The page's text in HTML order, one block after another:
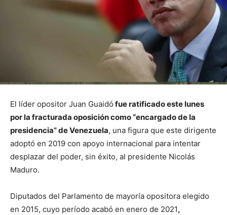
El líder opositor Juan Guaidó fue ratificado este lunes
por la fracturada oposición como “encargado de la
presidencia” de Venezuela, una figura que este dirigente
adoptó en 2019 con apoyo internacional para intentar
desplazar del poder, sin éxito, al presidente Nicolás
Maduro.
Diputados del Parlamento de mayoría opositora elegido
en 2015, cuyo período acabó en enero de 2021,